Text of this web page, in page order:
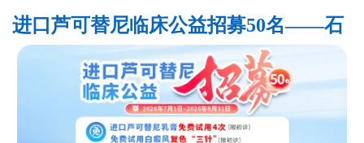
进口芦可替尼临床公益招募50名——石
家庄远大第5届青少年白癜风复色夏令